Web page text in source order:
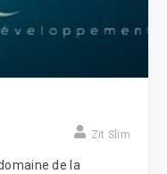
Zit Slim
de la